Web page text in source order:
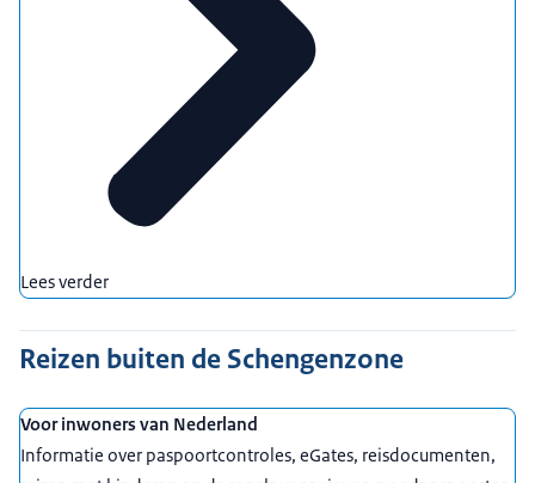
Lees verder
Reizen buiten de Schengenzone
Voor inwoners van Nederland
Informatie over paspoortcontroles, eGates, reisdocumenten,